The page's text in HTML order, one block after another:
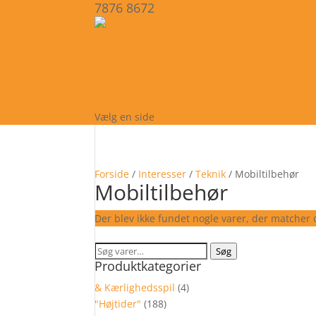
7876 8672
Vælg en side
Forside / Interesser /Teknik / Mobiltilbehør
Mobiltilbehør
Der blev ikke fundet nogle varer, der matcher
Søg
efter:
Søg
Produktkategorier
& Kærlighedsspil (4)
"Højtider" (188)